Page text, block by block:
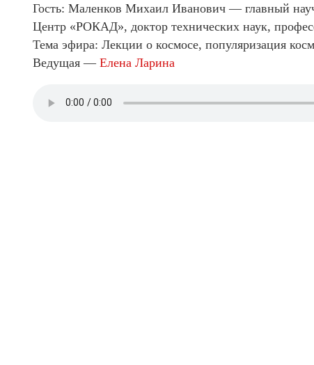
Гость: Маленков Михаил Иванович — главный
Центр «РОКАД», доктор технических наук,
Тема эфира: Лекции о космосе, популяризация
Ведущая — Елена Ларина